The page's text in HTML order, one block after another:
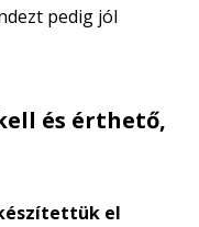
pedig jól
és érthető,
el